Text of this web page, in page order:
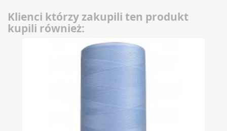
Klienci którzy zakupili ten produkt
kupili również: